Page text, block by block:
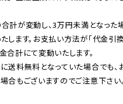
計が変動し、3万円未満となった
します。お支払い方法が「代金引
送料無料となっていた場合でも
合もございますのでご注意下さい。